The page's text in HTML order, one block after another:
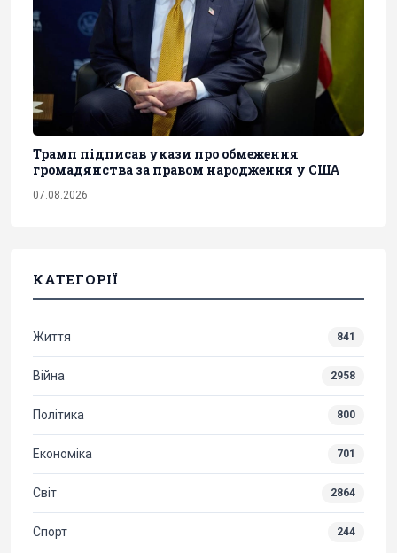
Трамп підписав укази про обмеження
громадянства за правом народження у США
07.08.2026
КАТЕГОРІЇ
Життя 841
Війна 2958
Політика 800
Економіка 701
Світ 2864
Спорт 244